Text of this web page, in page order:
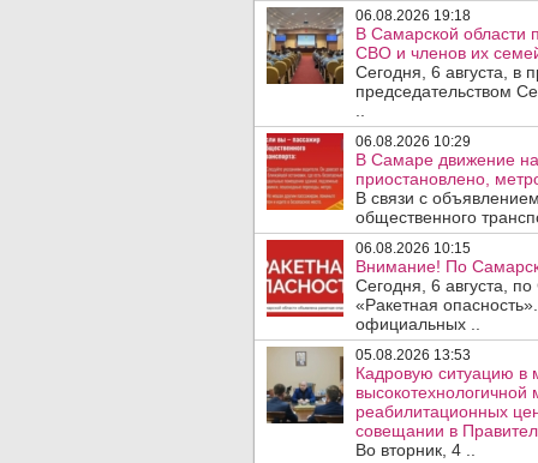
06.08.2026 19:18
В Самарской области
СВО и членов их
Сегодня, 6 августа, в
председательством
06.08.2026 10:29
В Самаре движение
приостановлено,
В связи с
общественного
06.08.2026 10:15
Внимание! По
Сегодня, 6 августа,
«Ракетная
официальных ..
05.08.2026 13:53
Кадровую ситуацию в
реабилитационных
совещании в
Во вторник, 4 ..